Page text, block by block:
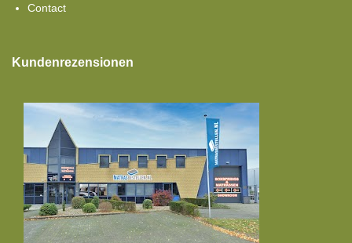
Contact
Kundenrezensionen